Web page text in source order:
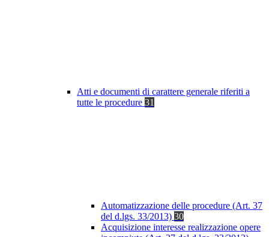
Atti e documenti di carattere generale riferiti a
tutte le procedure 31
Automatizzazione delle procedure (Art. 37
del d.lgs. 33/2013) 30
Acquisizione interesse realizzazione opere